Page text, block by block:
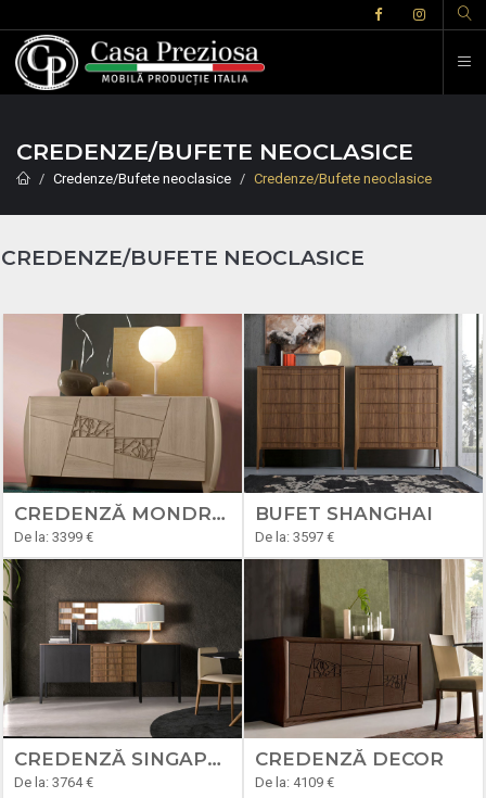
CREDENZE/BUFETE NEOCLASICE
Credenze/Bufete neoclasice Credenze/Bufete neoclasice
CREDENZE/BUFETE NEOCLASICE
CREDENZĂ MONDRIAN
De la: 3399 €
BUFET SHANGHAI
De la: 3597 €
CREDENZĂ SINGAPORE
De la: 3764 €
CREDENZĂ DECOR
De la: 4109 €